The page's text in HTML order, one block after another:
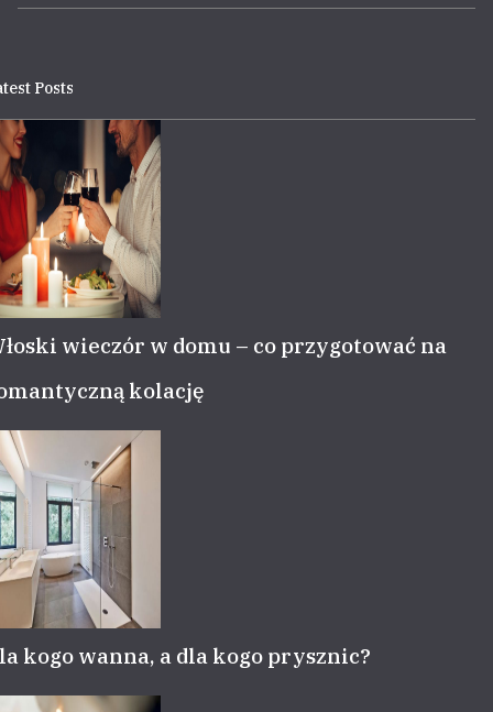
Posts
wieczór w domu – co przygotować na
kolację
kogo wanna, a dla kogo prysznic?